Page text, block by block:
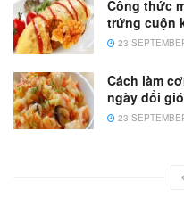
Công thức
trứng cuộn
23
Cách làm
ngày đổi gió
23